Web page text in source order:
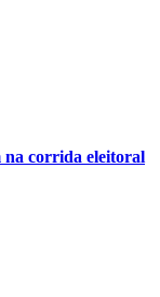
na corrida eleitoral